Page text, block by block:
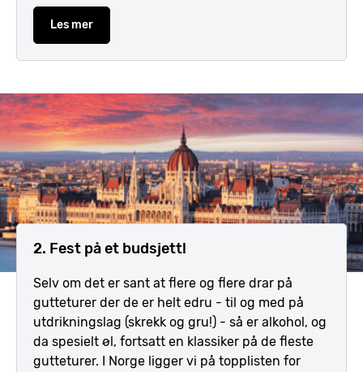
Les mer
2. Fest på et budsjett!
Selv om det er sant at flere og flere drar på
gutteturer der de er helt edru - til og med på
utdrikningslag (skrekk og gru!) - så er alkohol, og
da spesielt øl, fortsatt en klassiker på de fleste
gutteturer. I Norge ligger vi på topplisten for